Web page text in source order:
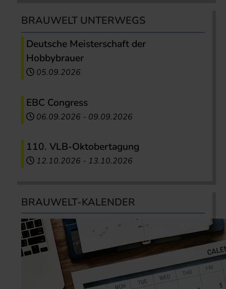
BRAUWELT UNTERWEGS
Deutsche Meisterschaft der
Hobbybrauer
05.09.2026
EBC Congress
06.09.2026 - 09.09.2026
110. VLB-Oktobertagung
12.10.2026 - 13.10.2026
BRAUWELT-KALENDER